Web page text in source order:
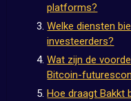
platforms?
Welke diensten
investeerders?
Wat zijn de
Bitcoin-
Hoe draagt Bakkt